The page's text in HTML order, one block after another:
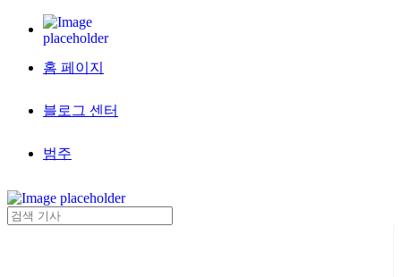
홈 페이지
블로그 센터
범주